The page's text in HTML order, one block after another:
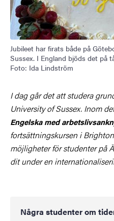
Jubileet har firats både på
Sussex. I England bjöds det på
Foto: Ida Lindström
I dag går det att studera
University of Sussex. Inom
Engelska med
fortsättningskursen i
möjligheter för studenter på
dit under en
Några studenter om